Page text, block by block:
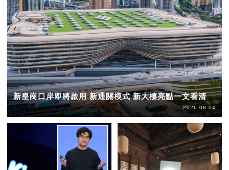
新皇崗口岸即將啟用 新通關模式 新大樓亮點一文看清
2026-08-04